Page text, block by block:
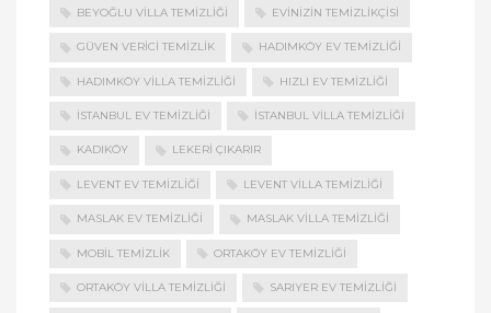
BEYOĞLU VILLA TEMIZLIĞI EVINIZIN TEMIZLIKÇISI
GÜVEN VERICI TEMIZLIK HADIMKÖY EV TEMIZLIĞI
HADIMKÖY VILLA TEMIZLIĞI HIZLI EV TEMIZLIĞI
İSTANBUL EV TEMIZLIĞI İSTANBUL VILLA TEMIZLIĞI
KADIKÖY LEKERI ÇIKARIR
LEVENT EV TEMIZLIĞI LEVENT VILLA TEMIZLIĞI
MASLAK EV TEMIZLIĞI MASLAK VILLA TEMIZLIĞI
MOBIL TEMIZLIK ORTAKÖY EV TEMIZLIĞI
ORTAKÖY VILLA TEMIZLIĞI SARIYER EV TEMIZLIĞI